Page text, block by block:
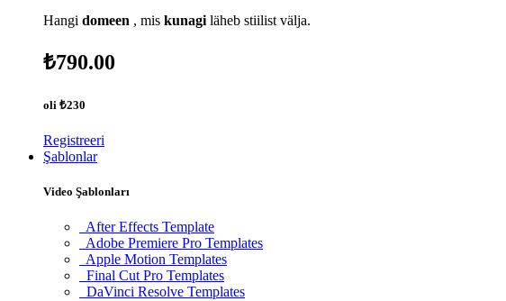
Hangi domeen , mis kunagi läheb stiilist välja.
₺790.00
oli ₺230
Registreeri
Şablonlar
Video Şablonları
After Effects Template
Adobe Premiere Pro Templates
Apple Motion Templates
Final Cut Pro Templates
DaVinci Resolve Templates